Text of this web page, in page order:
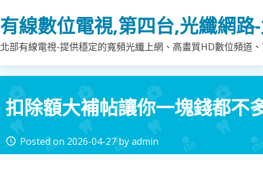
to
content
有線數位電視,第四台,光纖網路
北部有線電視-提供穩定的寬頻光纖上網、高畫質HD數位頻道
扣除額大補帖讓你一塊錢都不
access_time Posted on 2026-04-27byadmin